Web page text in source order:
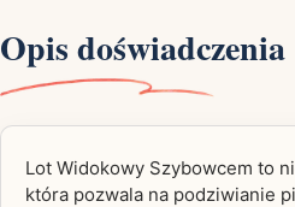
Opis doświadczenia
Lot Widokowy Szybowcem to
która pozwala na podziwianie